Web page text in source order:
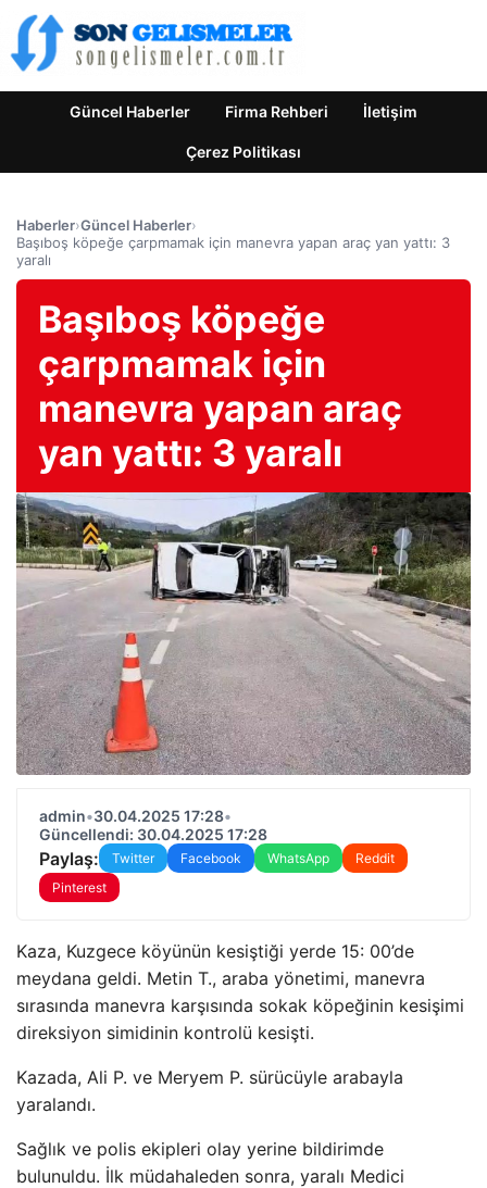
Güncel Haberler Firma Rehberi İletişim
Çerez Politikası
Haberler›Güncel Haberler›
Başıboş köpeğe çarpmamak için manevra yapan araç yan yattı: 3
yaralı
Başıboş köpeğe
çarpmamak için
manevra yapan araç
yan yattı: 3 yaralı
admin•30.04.2025 17:28•
Güncellendi: 30.04.2025 17:28
Paylaş: Twitter Facebook WhatsApp
Reddit
Pinterest
Kaza, Kuzgece köyünün kesiştiği yerde 15: 00’de
meydana geldi. Metin T., araba yönetimi, manevra
sırasında manevra karşısında sokak köpeğinin kesişimi
direksiyon simidinin kontrolü kesişti.
Kazada, Ali P. ve Meryem P. sürücüyle arabayla
yaralandı.
Sağlık ve polis ekipleri olay yerine bildirimde
bulunuldu. İlk müdahaleden sonra, yaralı Medici